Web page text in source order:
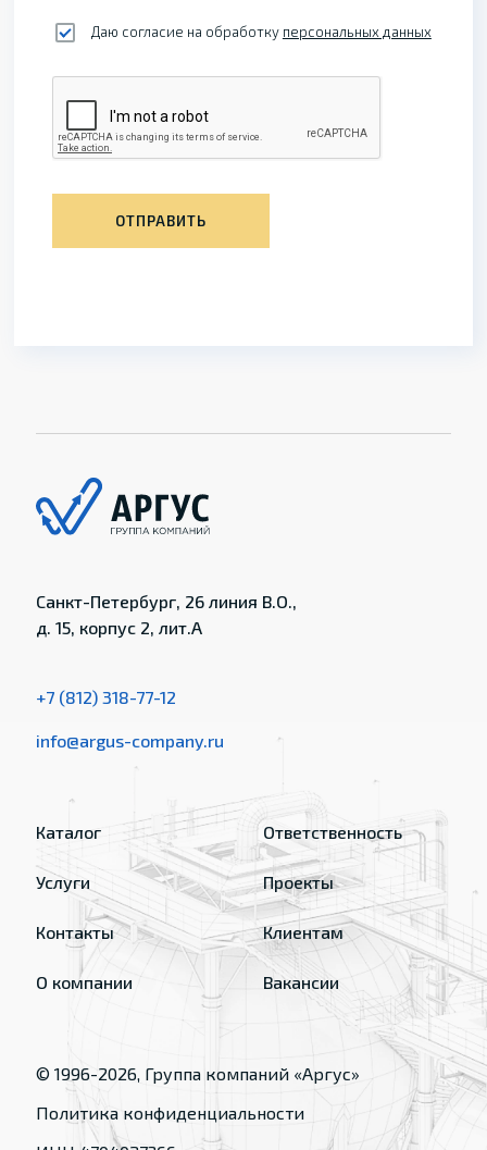
Даю согласие на обработку персональных данных
ОТПРАВИТЬ
Санкт-Петербург, 26 линия В.О.,
д. 15, корпус 2, лит.А
+7 (812) 318-77-12
info@argus-company.ru
Каталог
Услуги
Контакты
О компании
Ответственность
Проекты
Клиентам
Вакансии
© 1996-2026, Группа компаний «Аргус»
Политика конфиденциальности